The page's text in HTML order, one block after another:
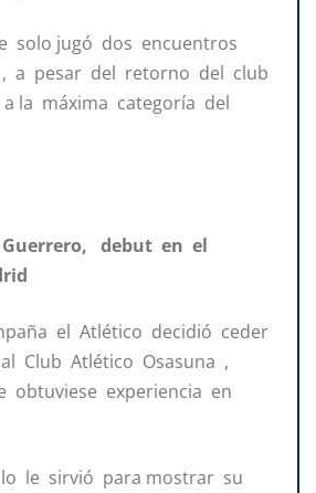
solo jugó dos encuentros
a pesar del retorno del club
la máxima categoría del
debut en el
el Atlético decidió ceder
Club Atlético Osasuna ,
obtuviese experiencia en
le sirvió para mostrar su